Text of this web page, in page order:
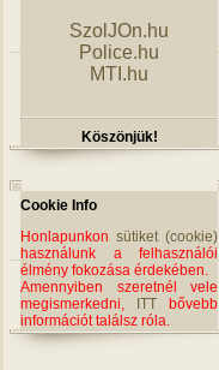
SzolJOn.hu
Police.hu
MTI.hu
Köszönjük!
Cookie Info
Honlapunkon sütiket (cookie)
használunk a felhasználói
élmény fokozása érdekében.
Amennyiben szeretnél vele
megismerkedni,
ITT bővebb
információt találsz róla.